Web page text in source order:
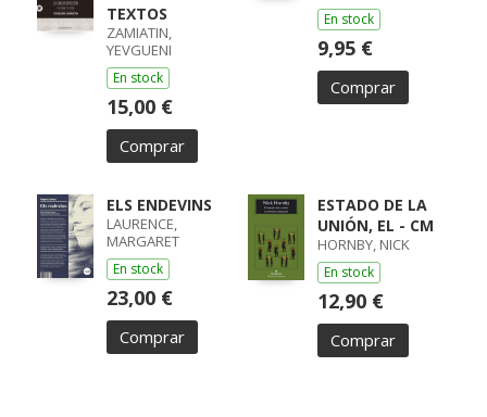
TEXTOS
ZAMIATIN,
YEVGUENI
En stock
15,00 €
Comprar
En stock
9,95 €
Comprar
ELS ENDEVINS
LAURENCE,
MARGARET
En stock
23,00 €
Comprar
ESTADO DE LA
UNIÓN, EL - CM
HORNBY, NICK
En stock
12,90 €
Comprar